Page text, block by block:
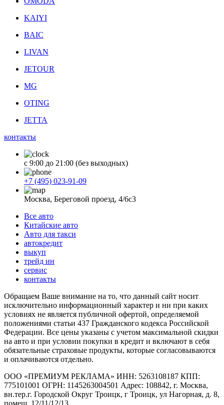
KAIYI
BAIC
LIVAN
JETOUR
MG
OTING
JETTA
контакты
с 9:00 до 21:00 (без выходных)
+7 (495) 023-91-09
Москва, Береговой проезд, 4/6с3
Все авто
Китайские авто
Авто для такси
автокредит
выкуп
трейд ин
сервис
контакты
Обращаем Ваше внимание на то, что данный сайт носит
исключительно информационный характер и ни при каких
условиях не является публичной офертой, определяемой
положениями статьи 437 Гражданского кодекса Российской
Федерации. Все цены указаны с учетом максимальной скидки
на авто и при условии покупки в кредит и включают в себя
обязательные страховые продукты, которые согласовываются
и оплачиваются отдельно.
ООО «ПРЕМИУМ РЕКЛАМА» ИНН: 5263108187 КПП:
775101001 ОГРН: 1145263004501 Адрес: 108842, г. Москва,
вн.тер.г. Городской Округ Троицк, г Троицк, ул Нагорная, д. 8,
помещ. 12/11/12/13